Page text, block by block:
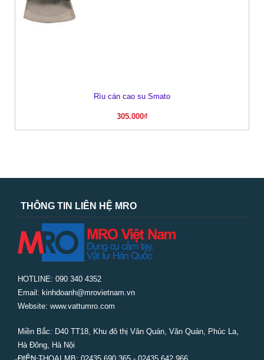
Rìu cán cao su Smato
305.000₫
THÔNG TIN LIÊN HỆ MRO
HOTLINE: 090 340 4352
Email: kinhdoanh@mrovietnam.vn
Website: www.vattumro.com
Miền Bắc: D40 TT18, Khu đô thị Văn Quán, Văn Quán, Phúc La,
Hà Đông, Hà Nội